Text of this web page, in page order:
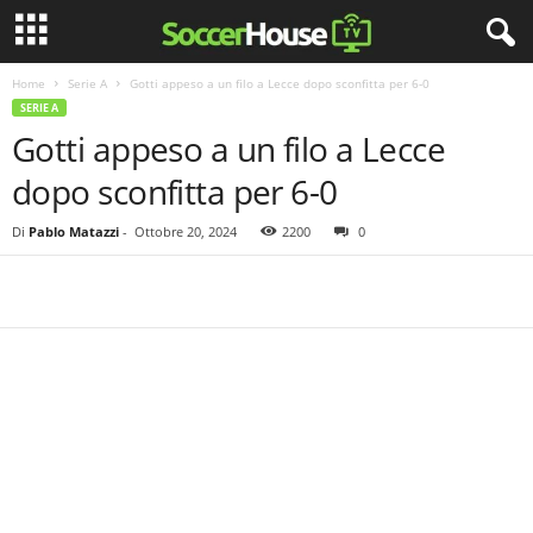
Home Serie A Gotti appeso a un filo a Lecce dopo sconfitta per 6-0
SERIE A
Gotti appeso a un filo a Lecce
dopo sconfitta per 6-0
Di Pablo Matazzi - Ottobre 20, 2024 2200 0